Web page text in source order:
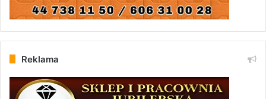
Reklama